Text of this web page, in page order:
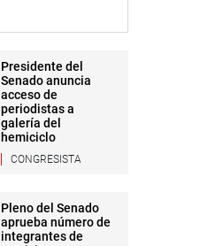
Presidente del
Senado anuncia
acceso de
periodistas a
galería del
hemiciclo
CONGRESISTA
Pleno del Senado
aprueba número de
integrantes de